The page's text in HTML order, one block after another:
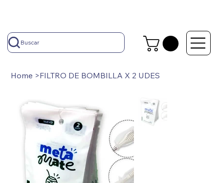
Buscar
Home >FILTRO DE BOMBILLA X 2 UDES